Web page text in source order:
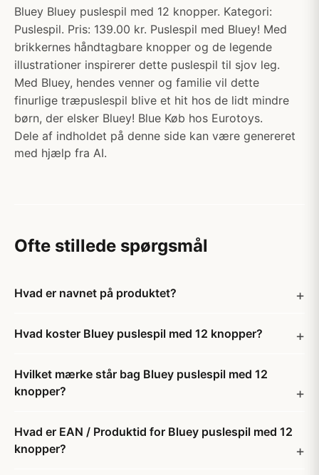
Bluey Bluey puslespil med 12 knopper. Kategori:
Puslespil. Pris: 139.00 kr. Puslespil med Bluey! Med
brikkernes håndtagbare knopper og de legende
illustrationer inspirerer dette puslespil til sjov leg.
Med Bluey, hendes venner og familie vil dette
finurlige træpuslespil blive et hit hos de lidt mindre
børn, der elsker Bluey! Blue Køb hos Eurotoys.
Dele af indholdet på denne side kan være genereret
med hjælp fra AI.
Ofte stillede spørgsmål
Hvad er navnet på produktet?
Hvad koster Bluey puslespil med 12 knopper?
Hvilket mærke står bag Bluey puslespil med 12
knopper?
Hvad er EAN / Produktid for Bluey puslespil med 12
knopper?